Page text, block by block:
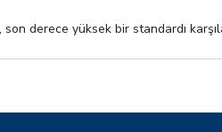
derece yüksek bir standardı